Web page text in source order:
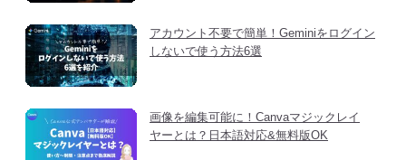
アカウント不要で簡単！Geminiをログイン
しないで使う方法6選
画像を編集可能に！Canvaマジックレイ
ヤーとは？日本語対応&無料版OK